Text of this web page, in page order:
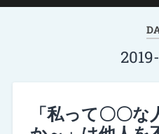
「私って〇〇